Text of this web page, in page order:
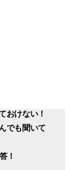
おけない！
でも聞いて
！